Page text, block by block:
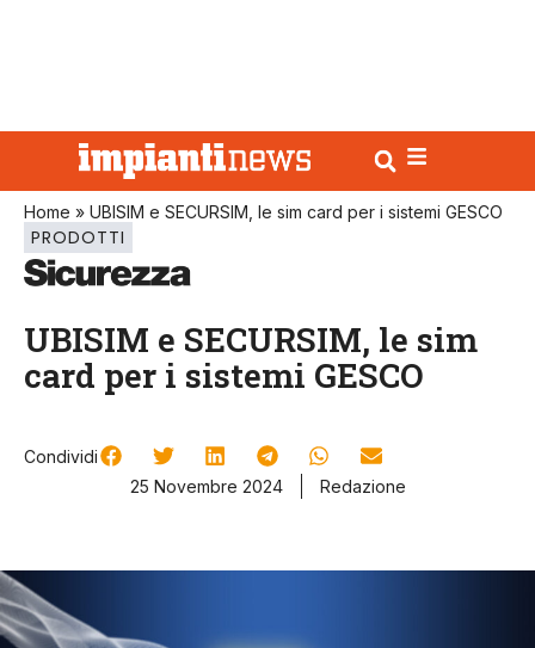
Home » UBISIM e SECURSIM, le sim card per i sistemi GESCO
PRODOTTI
UBISIM e SECURSIM, le sim
card per i sistemi GESCO
Condividi
25 Novembre 2024
Redazione